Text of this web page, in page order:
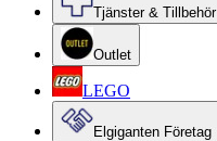
Tjänster & Tillbehör
Outlet
LEGO
Elgiganten Företag